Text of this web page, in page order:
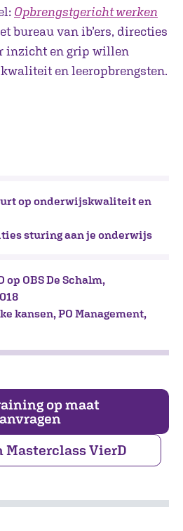
Opbrengstgericht werken
bureau van ib’ers, directies
inzicht en grip willen
en leeropbrengsten.
op onderwijskwaliteit en
sturing aan je onderwijs
op OBS De Schalm,
kansen, PO Management,
op maat
VierD